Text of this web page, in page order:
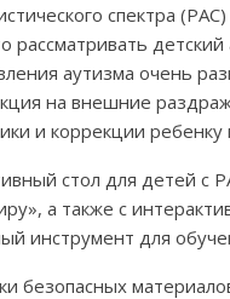
спектра
рассматривать
аутизма очень
на внешние
и коррекции
стол для детей с
а также с
инструмент для
безопасных